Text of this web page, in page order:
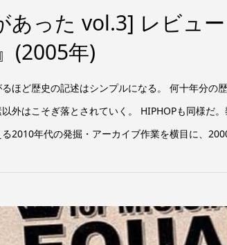
あった vol.3] レビュ
(2005年)
ほど歴史の記述はシンプルになる。 何十年分の
外はこそぎ落とされていく。 HIPHOPも同様だ
2010年代の発掘・アーカイブ作業を横目に、